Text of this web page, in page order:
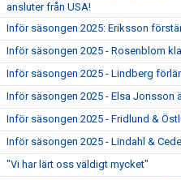
ansluter från USA!
Inför säsongen 2025: Eriksson
Inför säsongen 2025 - Rosenblom
Inför säsongen 2025 - Lindberg
Inför säsongen 2025 - Elsa Jonsson
Inför säsongen 2025 - Fridlund &
Inför säsongen 2025 - Lindahl &
"Vi har lärt oss väldigt mycket"